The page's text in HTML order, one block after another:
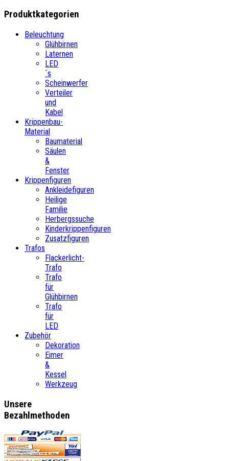
Produktkategorien
Beleuchtung
Glühbirnen
Laternen
LED
´s
Scheinwerfer
Verteiler
und
Kabel
Krippenbau-
Material
Baumaterial
Säulen
&
Fenster
Krippenfiguren
Ankleidefiguren
Heilige
Familie
Herbergssuche
Kinderkrippenfiguren
Zusatzfiguren
Trafos
Flackerlicht-
Trafo
Trafo
für
Glühbirnen
Trafo
für
LED
Zubehör
Dekoration
Eimer
&
Kessel
Werkzeug
Unsere
Bezahlmethoden